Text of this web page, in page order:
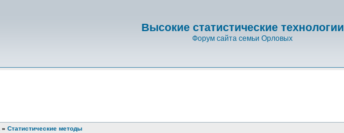
Высокие статистические технологии
Форум сайта семьи Орловых
» Статистические методы